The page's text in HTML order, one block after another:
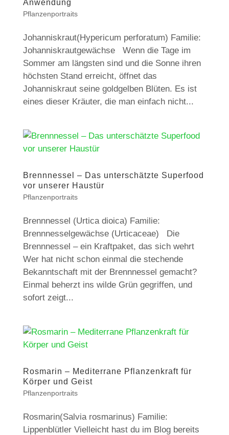
Anwendung
Pflanzenportraits
Johanniskraut(Hypericum perforatum) Familie:
Johanniskrautgewächse Wenn die Tage im
Sommer am längsten sind und die Sonne ihren
höchsten Stand erreicht, öffnet das
Johanniskraut seine goldgelben Blüten. Es ist
eines dieser Kräuter, die man einfach nicht...
Brennnessel – Das unterschätzte Superfood
vor unserer Haustür
Pflanzenportraits
Brennnessel (Urtica dioica) Familie:
Brennnesselgewächse (Urticaceae) Die
Brennnessel – ein Kraftpaket, das sich wehrt
Wer hat nicht schon einmal die stechende
Bekanntschaft mit der Brennnessel gemacht?
Einmal beherzt ins wilde Grün gegriffen, und
sofort zeigt...
Rosmarin – Mediterrane Pflanzenkraft für
Körper und Geist
Pflanzenportraits
Rosmarin(Salvia rosmarinus) Familie:
Lippenblütler Vielleicht hast du im Blog bereits